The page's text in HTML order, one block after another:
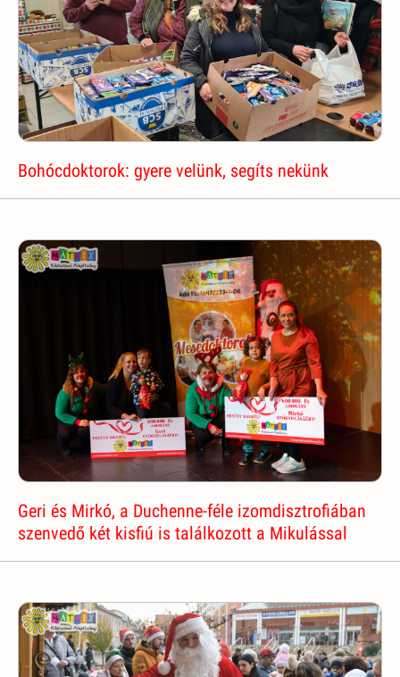
Bohócdoktorok: gyere velünk, segíts nekünk
Geri és Mirkó, a Duchenne-féle izomdisztrofiában
szenvedő két kisfiú is találkozott a Mikulással